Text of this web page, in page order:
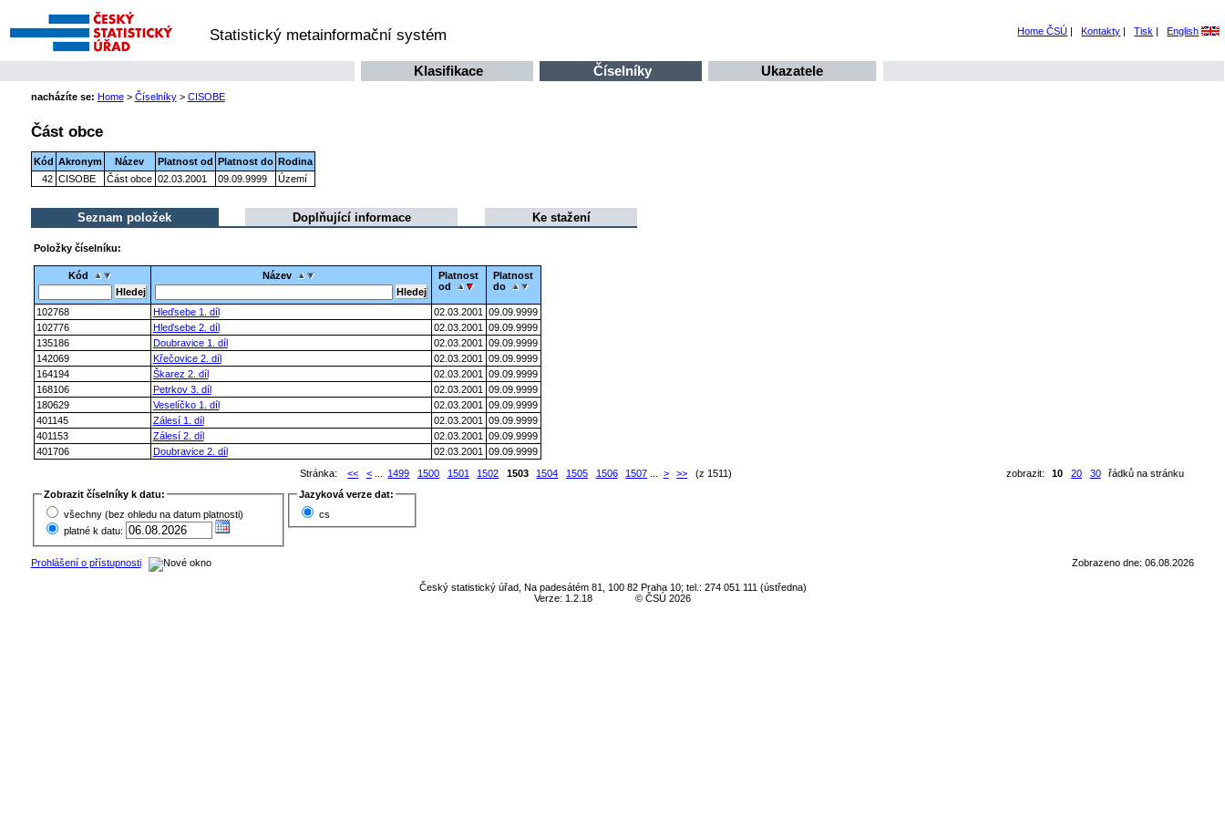
Statistický metainformační systém Home ČSÚ | Kontakty | Tisk | English
Klasifikace Číselníky Ukazatele
nacházíte se: Home> Číselníky> CISOBE
Část obce
Kód Akronym Název Platnost od Platnost do Rodina
42 CISOBE Část obce 02.03.2001 09.09.9999 Území
Seznam položek Doplňující informace Ke stažení
Položky číselníku:
Kód Název
Platnost
od
Platnost
do
102768 Hleďsebe 1. díl 02.03.2001
09.09.9999
102776
Hleďsebe 2. díl 02.03.2001
09.09.9999
135186
Doubravice 1. díl 02.03.2001
09.09.9999
142069
Křečovice 2. díl 02.03.2001
09.09.9999
164194
Škarez 2. díl 02.03.2001
09.09.9999
168106
Petrkov 3. díl 02.03.2001
09.09.9999
180629
Veselíčko 1. díl 02.03.2001
09.09.9999
401145
Zálesí 1. díl 02.03.2001
09.09.9999
401153
Zálesí 2. díl 02.03.2001
09.09.9999
401706
Doubravice 2. díl 02.03.2001
09.09.9999
zobrazit:
10 20 30 řádků na stránku
Stránka: << <... 1499 1500 1501 1502 1503 1504 1505 1506 1507 > >> (z 1511)
Zobrazit číselníky k datu:
všechny (bez ohledu na datum platnosti)
platné k datu:
Jazyková verze dat:
cs
Prohlášení o přístupnosti Zobrazeno dne: 06.08.2026
Český statistický úřad, Na padesátém 81, 100 82 Praha 10; tel.: 274 051 111 (ústředna)
Verze: 1.2.18
© ČSÚ 2026